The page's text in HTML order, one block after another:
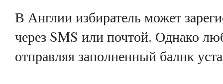
В Англии избиратель может
через SMS или почтой. Однако
отправляя заполненный балнк